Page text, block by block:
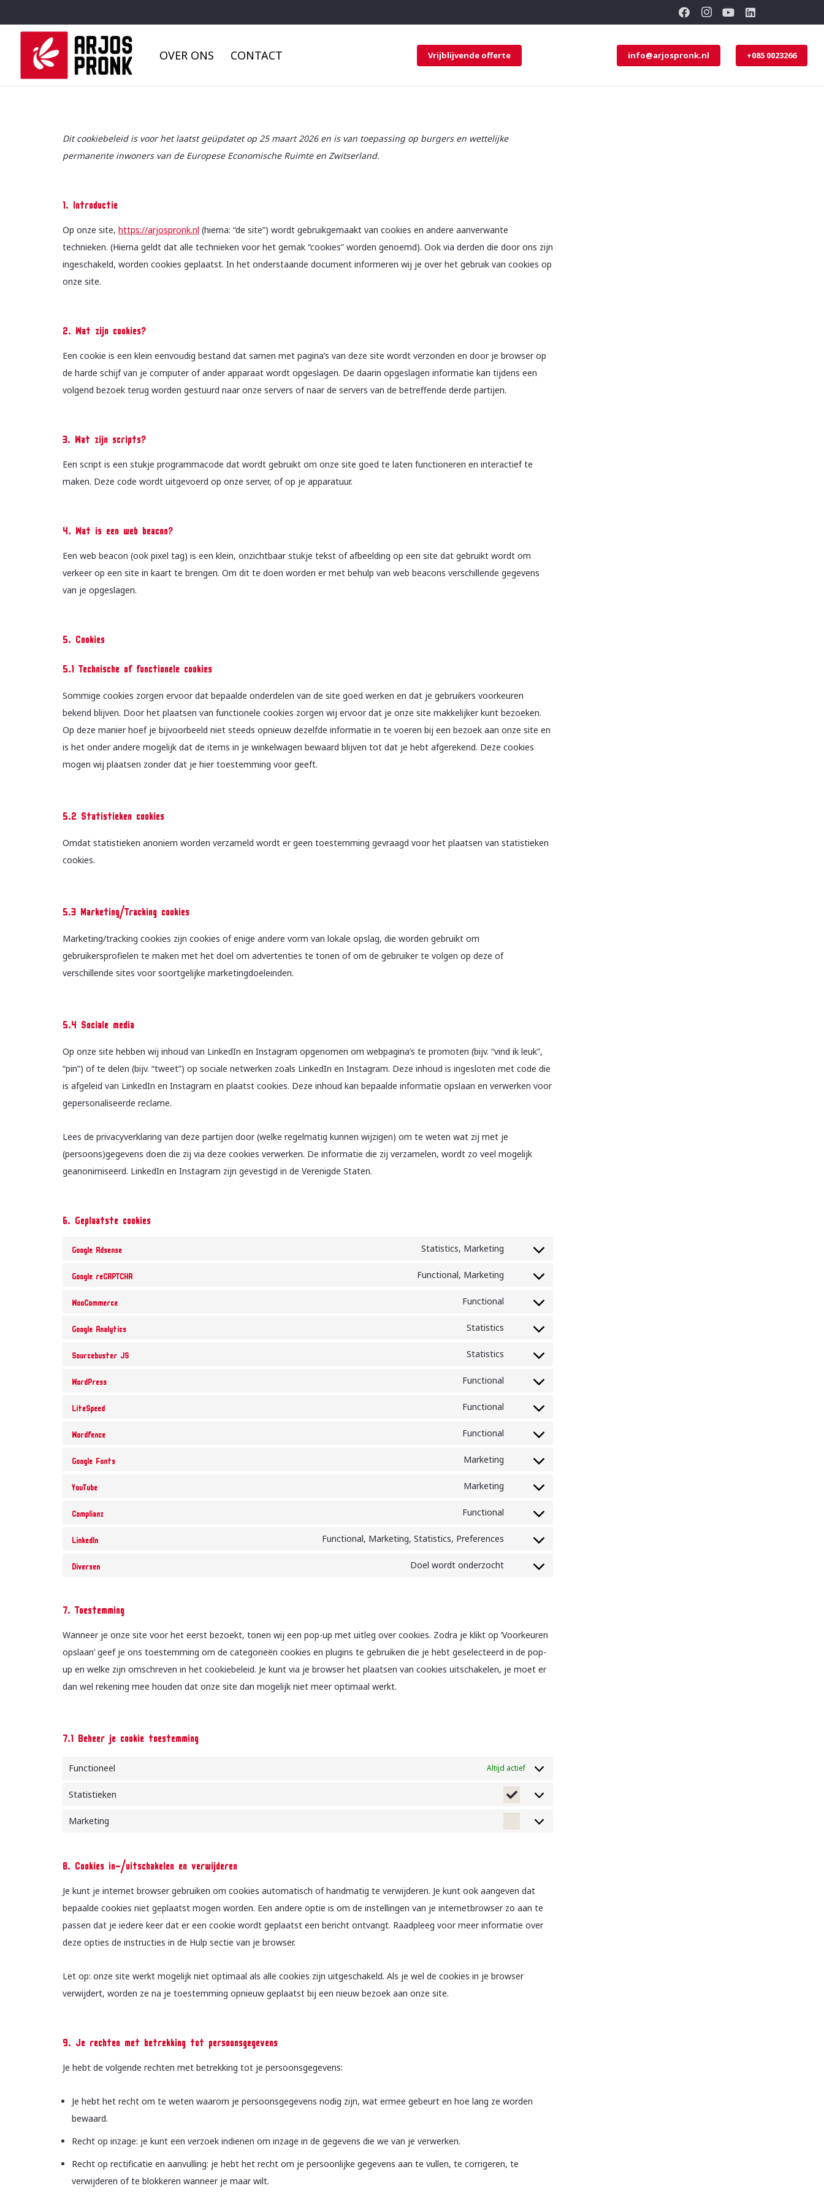
OVER ONS CONTACT Vrijblijvende offerte info@arjospronk.nl +085 0023266
Dit cookiebeleid is voor het laatst geüpdatet op 25 maart 2026 en is van toepassing op burgers en wettelijke
permanente inwoners van de Europese Economische Ruimte en Zwitserland.
1. Introductie
Op onze site, https://arjospronk.nl (hierna: “de site”) wordt gebruikgemaakt van cookies en andere aanverwante
technieken. (Hierna geldt dat alle technieken voor het gemak “cookies” worden genoemd). Ook via derden die door ons zijn
ingeschakeld, worden cookies geplaatst. In het onderstaande document informeren wij je over het gebruik van cookies op
onze site.
2. Wat zijn cookies?
Een cookie is een klein eenvoudig bestand dat samen met pagina’s van deze site wordt verzonden en door je browser op
de harde schijf van je computer of ander apparaat wordt opgeslagen. De daarin opgeslagen informatie kan tijdens een
volgend bezoek terug worden gestuurd naar onze servers of naar de servers van de betreffende derde partijen.
3. Wat zijn scripts?
Een script is een stukje programmacode dat wordt gebruikt om onze site goed te laten functioneren en interactief te
maken. Deze code wordt uitgevoerd op onze server, of op je apparatuur.
4. Wat is een web beacon?
Een web beacon (ook pixel tag) is een klein, onzichtbaar stukje tekst of afbeelding op een site dat gebruikt wordt om
verkeer op een site in kaart te brengen. Om dit te doen worden er met behulp van web beacons verschillende gegevens
van je opgeslagen.
5. Cookies
5.1 Technische of functionele cookies
Sommige cookies zorgen ervoor dat bepaalde onderdelen van de site goed werken en dat je gebruikers voorkeuren
bekend blijven. Door het plaatsen van functionele cookies zorgen wij ervoor dat je onze site makkelijker kunt bezoeken.
Op deze manier hoef je bijvoorbeeld niet steeds opnieuw dezelfde informatie in te voeren bij een bezoek aan onze site en
is het onder andere mogelijk dat de items in je winkelwagen bewaard blijven tot dat je hebt afgerekend. Deze cookies
mogen wij plaatsen zonder dat je hier toestemming voor geeft.
5.2 Statistieken cookies
Omdat statistieken anoniem worden verzameld wordt er geen toestemming gevraagd voor het plaatsen van statistieken
cookies.
5.3 Marketing/Tracking cookies
Marketing/tracking cookies zijn cookies of enige andere vorm van lokale opslag, die worden gebruikt om
gebruikersprofielen te maken met het doel om advertenties te tonen of om de gebruiker te volgen op deze of
verschillende sites voor soortgelijke marketingdoeleinden.
5.4 Sociale media
Op onze site hebben wij inhoud van LinkedIn en Instagram opgenomen om webpagina’s te promoten (bijv. “vind ik leuk”,
“pin”) of te delen (bijv. “tweet”) op sociale netwerken zoals LinkedIn en Instagram. Deze inhoud is ingesloten met code die
is afgeleid van LinkedIn en Instagram en plaatst cookies. Deze inhoud kan bepaalde informatie opslaan en verwerken voor
gepersonaliseerde reclame.
Lees de privacyverklaring van deze partijen door (welke regelmatig kunnen wijzigen) om te weten wat zij met je
(persoons)gegevens doen die zij via deze cookies verwerken. De informatie die zij verzamelen, wordt zo veel mogelijk
geanonimiseerd. LinkedIn en Instagram zijn gevestigd in de Verenigde Staten.
6. Geplaatste cookies
Google Adsense Statistics, Marketing
Consent
google-
adsense
Google reCAPTCHA Functional, Marketing
Consent
google-
recaptcha
WooCommerce Functional
Consent
woocommerce
Google Analytics Statistics
Consent
google-
analytics
Sourcebuster JS Statistics
Consent
sourcebuster-
WordPress Functional
Consent
wordpress
LiteSpeed Functional
Consent
litespeed
Wordfence Functional
Consent
wordfence
Google Fonts Marketing
Consent
google-
fonts
YouTube Marketing
Consent
youtube
Complianz Functional
Consent
complianz
LinkedIn Functional, Marketing, Statistics, Preferences
Consent
Diversen Doel wordt onderzocht
Consent
7. Toestemming
Wanneer je onze site voor het eerst bezoekt, tonen wij een pop-up met uitleg over cookies. Zodra je klikt op ‘Voorkeuren
opslaan’ geef je ons toestemming om de categorieën cookies en plugins te gebruiken die je hebt geselecteerd in de pop-
up en welke zijn omschreven in het cookiebeleid. Je kunt via je browser het plaatsen van cookies uitschakelen, je moet er
dan wel rekening mee houden dat onze site dan mogelijk niet meer optimaal werkt.
7.1 Beheer je cookie toestemming
Functioneel Altijd actief
Statistieken
Statistieken
Marketing
Marketing
8. Cookies in-/uitschakelen en verwijderen
Je kunt je internet browser gebruiken om cookies automatisch of handmatig te verwijderen. Je kunt ook aangeven dat
bepaalde cookies niet geplaatst mogen worden. Een andere optie is om de instellingen van je internetbrowser zo aan te
passen dat je iedere keer dat er een cookie wordt geplaatst een bericht ontvangt. Raadpleeg voor meer informatie over
deze opties de instructies in de Hulp sectie van je browser.
Let op: onze site werkt mogelijk niet optimaal als alle cookies zijn uitgeschakeld. Als je wel de cookies in je browser
verwijdert, worden ze na je toestemming opnieuw geplaatst bij een nieuw bezoek aan onze site.
9. Je rechten met betrekking tot persoonsgegevens
Je hebt de volgende rechten met betrekking tot je persoonsgegevens:
Je hebt het recht om te weten waarom je persoonsgegevens nodig zijn, wat ermee gebeurt en hoe lang ze worden
bewaard.
Recht op inzage: je kunt een verzoek indienen om inzage in de gegevens die we van je verwerken.
Recht op rectificatie en aanvulling: je hebt het recht om je persoonlijke gegevens aan te vullen, te corrigeren, te
verwijderen of te blokkeren wanneer je maar wilt.